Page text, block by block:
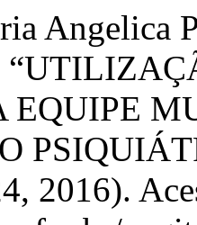
Angelica
EQUIPE
2016).